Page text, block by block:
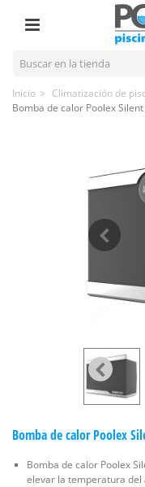
Inicio > Climatización de
Bomba de calor Poolex
Bomba de calor Poolex
Bomba de calor Poolex
elevar la temperatura del